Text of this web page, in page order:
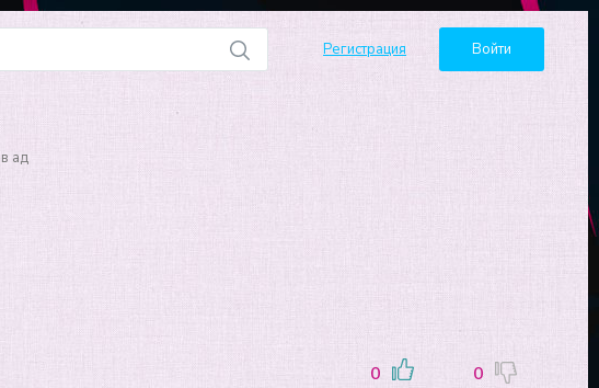
Регистрация Войти
ад
0 0